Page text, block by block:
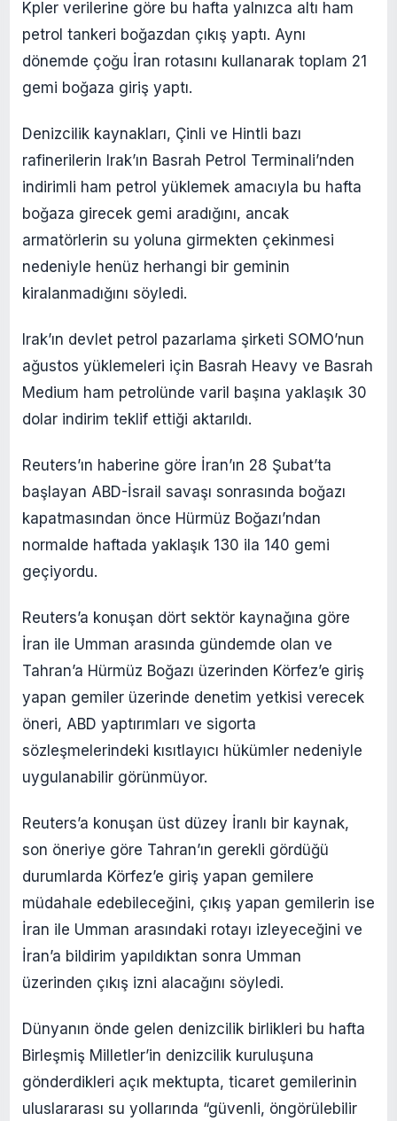
Kpler verilerine göre bu hafta yalnızca altı ham
petrol tankeri boğazdan çıkış yaptı. Aynı
dönemde çoğu İran rotasını kullanarak toplam 21
gemi boğaza giriş yaptı.
Denizcilik kaynakları, Çinli ve Hintli bazı
rafinerilerin Irak’ın Basrah Petrol Terminali’nden
indirimli ham petrol yüklemek amacıyla bu hafta
boğaza girecek gemi aradığını, ancak
armatörlerin su yoluna girmekten çekinmesi
nedeniyle henüz herhangi bir geminin
kiralanmadığını söyledi.
Irak’ın devlet petrol pazarlama şirketi SOMO’nun
ağustos yüklemeleri için Basrah Heavy ve Basrah
Medium ham petrolünde varil başına yaklaşık 30
dolar indirim teklif ettiği aktarıldı.
Reuters’ın haberine göre İran’ın 28 Şubat’ta
başlayan ABD-İsrail savaşı sonrasında boğazı
kapatmasından önce Hürmüz Boğazı’ndan
normalde haftada yaklaşık 130 ila 140 gemi
geçiyordu.
Reuters’a konuşan dört sektör kaynağına göre
İran ile Umman arasında gündemde olan ve
Tahran’a Hürmüz Boğazı üzerinden Körfez’e giriş
yapan gemiler üzerinde denetim yetkisi verecek
öneri, ABD yaptırımları ve sigorta
sözleşmelerindeki kısıtlayıcı hükümler nedeniyle
uygulanabilir görünmüyor.
Reuters’a konuşan üst düzey İranlı bir kaynak,
son öneriye göre Tahran’ın gerekli gördüğü
durumlarda Körfez’e giriş yapan gemilere
müdahale edebileceğini, çıkış yapan gemilerin ise
İran ile Umman arasındaki rotayı izleyeceğini ve
İran’a bildirim yapıldıktan sonra Umman
üzerinden çıkış izni alacağını söyledi.
Dünyanın önde gelen denizcilik birlikleri bu hafta
Birleşmiş Milletler’in denizcilik kuruluşuna
gönderdikleri açık mektupta, ticaret gemilerinin
uluslararası su yollarında “güvenli, öngörülebilir